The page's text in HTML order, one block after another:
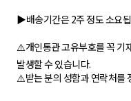
▶️배송기간은 2주 정도 소요
⚠️개인통관 고유부호를 꼭 기
발생할 수 있습니다.
⚠️받는 분의 성함과 연락처를